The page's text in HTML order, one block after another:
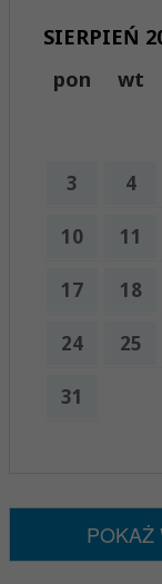
SIERPIEŃ
pon
wt
3 4
10 11
17 18
24 25
31
POKAŻ